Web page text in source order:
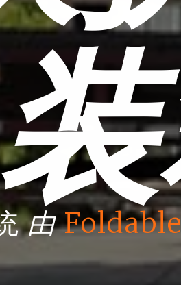
由